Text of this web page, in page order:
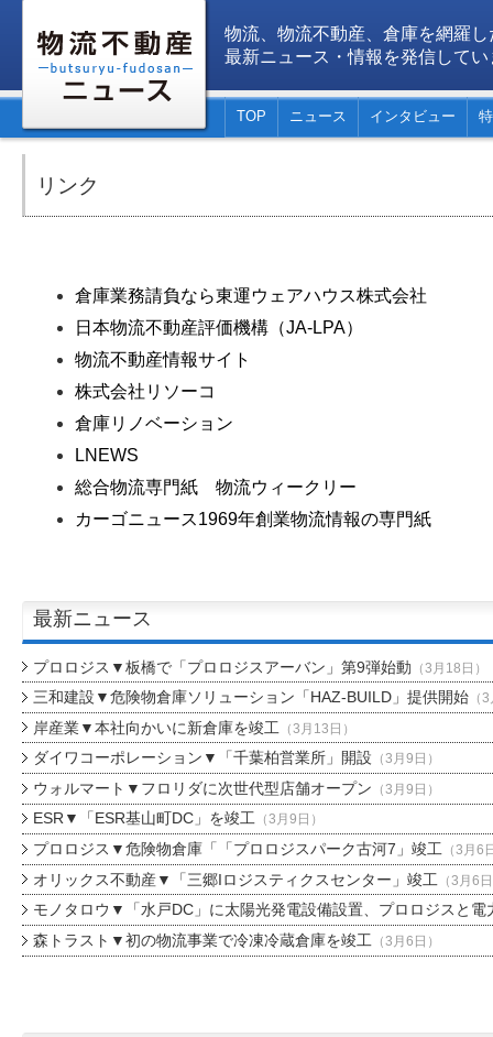
物流、物流不動産、倉庫を網羅し
最新ニュース・情報を発信してい
TOP ニュース インタビュー
リンク
倉庫業務請負なら東運ウェアハウス株式会社
日本物流不動産評価機構（JA-LPA）
物流不動産情報サイト
株式会社リソーコ
倉庫リノベーション
LNEWS
総合物流専門紙 物流ウィークリー
カーゴニュース1969年創業物流情報の専門紙
最新ニュース
プロロジス▼板橋で「プロロジスアーバン」第9弾始動 （3月18日）
三和建設▼危険物倉庫ソリューション「HAZ-BUILD」提供開始（3
岸産業▼本社向かいに新倉庫を竣工 （3月13日）
ダイワコーポレーション▼「千葉柏営業所」開設 （3月9日）
ウォルマート▼フロリダに次世代型店舗オープン （3月9日）
ESR▼「ESR基山町DC」を竣工（3月9日）
プロロジス▼危険物倉庫「「プロロジスパーク古河7」竣工 （3月6
オリックス不動産▼「三郷Iロジスティクスセンター」竣工 （3月6
モノタロウ▼「水戸DC」に太陽光発電設備設置、プロロジスと電
森トラスト▼初の物流事業で冷凍冷蔵倉庫を竣工 （3月6日）